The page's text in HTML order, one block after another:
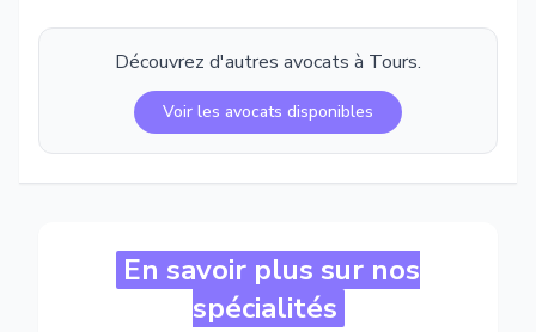
Découvrez d'autres avocats à Tours.
Voir les avocats disponibles
En savoir plus sur nos
spécialités